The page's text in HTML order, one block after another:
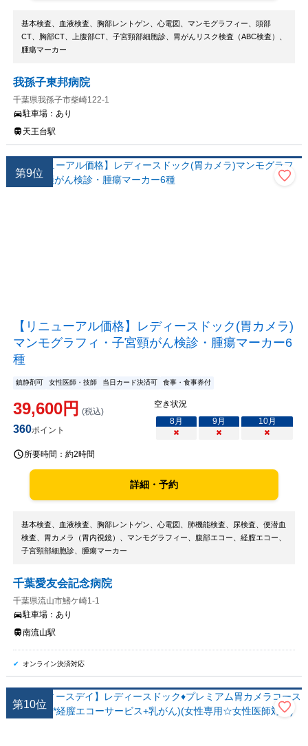
基本検査、血液検査、胸部レントゲン、心電図、マンモグラフィー、頭部
CT、胸部CT、上腹部CT、子宮頸部細胞診、胃がんリスク検査（ABC検査）、
腫瘍マーカー
我孫子東邦病院
千葉県我孫子市柴崎122-1
駐車場： あり
天王台駅
第9位
【リニューアル価格】レディースドック(胃カメラ)
マンモグラフィ・子宮頸がん検診・腫瘍マーカー6
種
鎮静剤可 女性医師・技師 当日カード決済可 食事・食事券付
39,600円 (税込)
360ポイント
空き状況
8月 9月 10月
×
× ×
所要時間： 約2時間
詳細・予約
基本検査、血液検査、胸部レントゲン、心電図、肺機能検査、尿検査、便潜血
検査、胃カメラ（胃内視鏡）、マンモグラフィー、腹部エコー、経膣エコー、
子宮頸部細胞診、腫瘍マーカー
千葉愛友会記念病院
千葉県流山市鰭ケ崎1-1
駐車場： あり
南流山駅
オンライン決済対応
第10位